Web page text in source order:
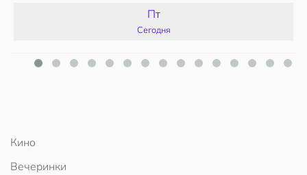
Пт
Сегодня
Кино
Вечеринки